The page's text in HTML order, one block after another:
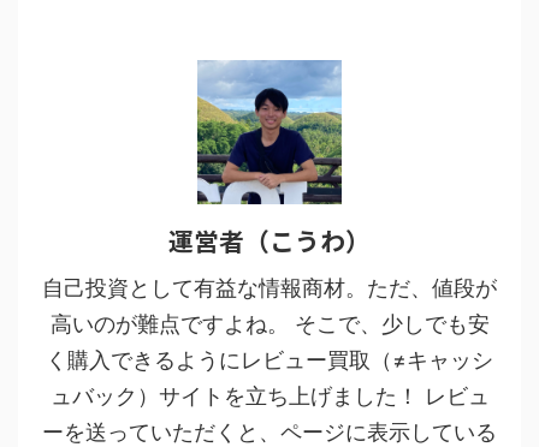
運営者（こうわ）
自己投資として有益な情報商材。ただ、値段が
高いのが難点ですよね。 そこで、少しでも安
く購入できるようにレビュー買取（≠キャッシ
ュバック）サイトを立ち上げました！ レビュ
ーを送っていただくと、ページに表示している